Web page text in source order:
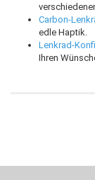
Carbon-
edle Haptik.
Lenkrad-
Ihren